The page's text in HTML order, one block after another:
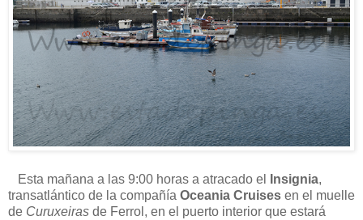
Esta mañana a las 9:00 horas a atracado el Insignia,
transatlántico de la compañía Oceania Cruises en el muelle
de Curuxeiras de Ferrol, en el puerto interior que estará